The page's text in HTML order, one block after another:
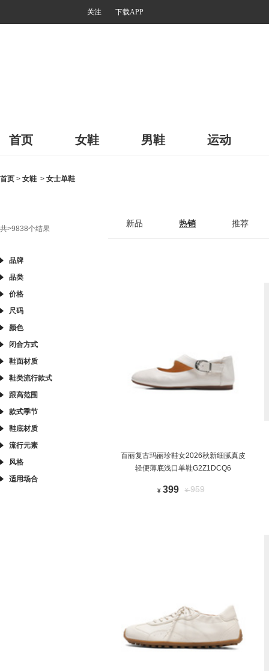
关注 下载APP
首页 女鞋 男鞋 运动
首页 > 女鞋 > 女士单鞋
共>9838个结果
品牌
品类
价格
尺码
颜色
闭合方式
鞋面材质
鞋类流行款式
跟高范围
款式季节
鞋底材质
流行元素
风格
适用场合
新品 热销 推荐
百丽复古玛丽珍鞋女2026秋新细腻真皮
轻便薄底浅口单鞋G2Z1DCQ6
¥ 399 ¥959